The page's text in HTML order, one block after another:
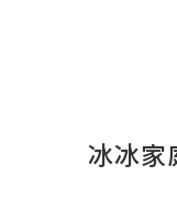
冰冰家